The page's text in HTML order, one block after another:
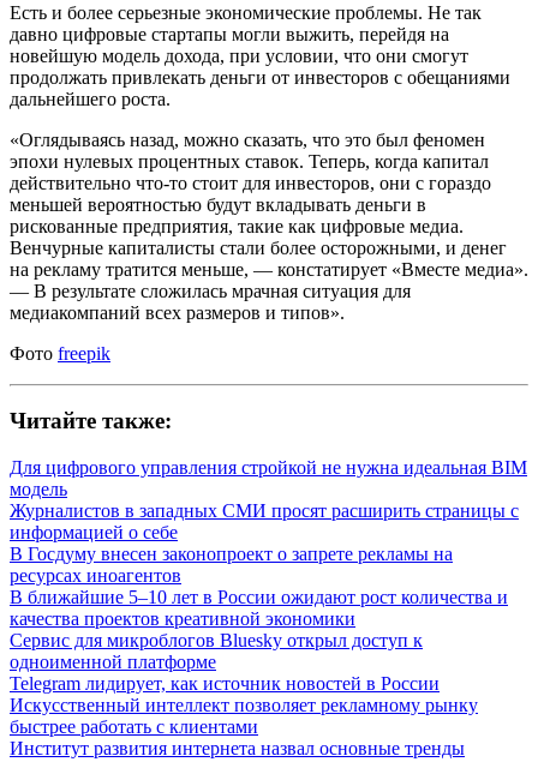
Есть и более серьезные экономические проблемы. Не так
давно цифровые стартапы могли выжить, перейдя на
новейшую модель дохода, при условии, что они смогут
продолжать привлекать деньги от инвесторов с обещаниями
дальнейшего роста.
«Оглядываясь назад, можно сказать, что это был феномен
эпохи нулевых процентных ставок. Теперь, когда капитал
действительно что-то стоит для инвесторов, они с гораздо
меньшей вероятностью будут вкладывать деньги в
рискованные предприятия, такие как цифровые медиа.
Венчурные капиталисты стали более осторожными, и денег
на рекламу тратится меньше, — констатирует «Вместе медиа».
— В результате сложилась мрачная ситуация для
медиакомпаний всех размеров и типов».
Фото freepik
Читайте также:
Для цифрового управления стройкой не нужна идеальная BIM
модель
Журналистов в западных СМИ просят расширить страницы с
информацией о себе
В Госдуму внесен законопроект о запрете рекламы на
ресурсах иноагентов
В ближайшие 5–10 лет в России ожидают рост количества и
качества проектов креативной экономики
Сервис для микроблогов Bluesky открыл доступ к
одноименной платформе
Telegram лидирует, как источник новостей в России
Искусственный интеллект позволяет рекламному рынку
быстрее работать с клиентами
Институт развития интернета назвал основные тренды